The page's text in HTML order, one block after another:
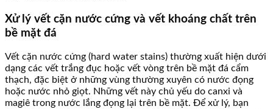
Xử lý vết cặn nước cứng và vết khoáng chất trên
bề mặt đá
Vết cặn nước cứng (hard water stains) thường xuất hiện dưới
dạng các vết trắng đục hoặc vết vòng trên bề mặt đá cẩm
thạch, đặc biệt ở những vùng thường xuyên có nước đọng
hoặc nước nhỏ giọt. Những vết này chủ yếu do canxi và
magiê trong nước lắng đọng lại trên bề mặt. Để xử lý, bạn